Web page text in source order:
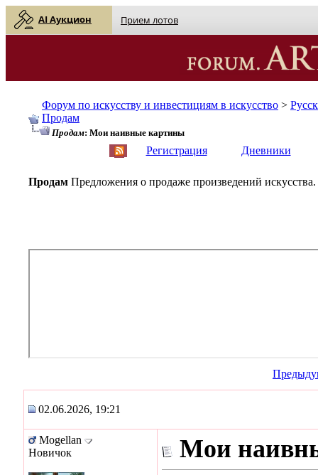
AI Аукцион Прием лотов
Форум по искусству и инвестициям в искусство >
Продам
Продам: Мои наивные картины
Регистрация Дневники
Продам Предложения о продаже произведений искусства.
02.06.2026, 19:21
Mogellan
Новичок
Мои